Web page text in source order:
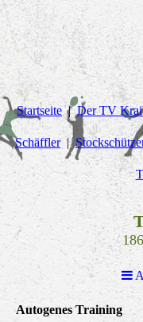
Startseite Der TV
Schäffler
Autogenes Training